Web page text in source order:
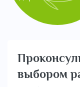
выбором